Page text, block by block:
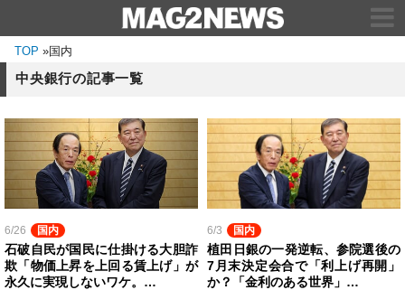
TOP »国内
中央銀行の記事一覧
6/26 国内
石破自民が国民に仕掛ける大胆詐
欺「物価上昇を上回る賃上げ」が
永久に実現しないワケ。…
6/3 国内
植田日銀の一発逆転、参院選後の
7月末決定会合で「利上げ再開」
か？「金利のある世界」…